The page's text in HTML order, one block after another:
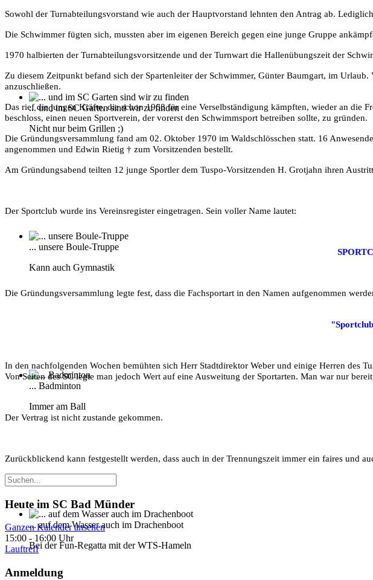
... und im SC Garten sind wir zu finden
Nicht nur beim Grillen ;)
... unsere Boule-Truppe
Kann auch Gymnastik
... Badminton
Immer am Ball
... auf dem Wasser auch im Drachenboot
Bei der Fun-Regatta mit der WTS-Hameln
Sowohl der Turnabteilungsvorstand wie auch der Hauptvorstand lehnten den Antrag ab.
Die Schwimmer fügten sich, mussten aber im eigenen Bereich gegen eine junge Gruppe
1970 halbierten der Turnabteilungsvorsitzende und der Turnwart die Hallenübungszeit der
Zu diesem Zeitpunkt befand sich der Spartenleiter der Schwimmer, Günter Baumgart, im Urlaub.
anzuschließen.
Das rief die jungen Kräfte, die schon 1968 für eine Verselbständigung kämpften, wieder an die
beschloss, einen neuen Sportverein, der vorerst den Schwimmsport betreiben sollte, zu gründen.
Die Gründungsversammlung fand am 02. Oktober 1970 im Waldschlösschen statt. 16
angenommen und Edwin Rietig † zum Vorsitzenden bestellt.
Am Gründungsabend teilten 12 junge Sportler dem Tuspo-Vorsitzenden H. Grotjahn ihren
Der Sportclub wurde ins Vereinsregister eingetragen. Sein voller Name lautet:
Die Gründungsversammlung legte fest, dass die Fachsportart in den Namen aufgenommen
In den nachfolgenden Wochen bemühten sich Herr Stadtdirektor Weber und einige Herren des
Von Seiten des SC legte man jedoch Wert auf eine Ausweitung der Sportarten. Man war nur
Der Vertrag ist nicht zustande gekommen.
Zurückblickend kann festgestellt werden, dass auch in der Trennungszeit immer ein faires und
Heute im SC Bad Münder
Ganzen Kalender ansehen
15:00 - 16:00 Uhr
Lauftreff
Anmeldung